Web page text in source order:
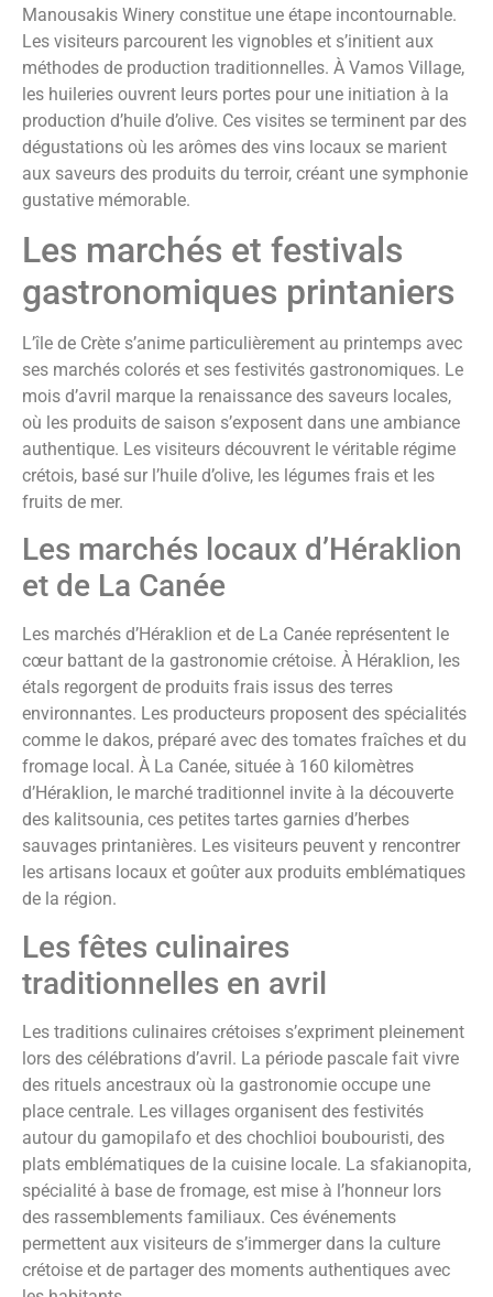
Manousakis Winery constitue une étape incontournable.
Les visiteurs parcourent les vignobles et s’initient aux
méthodes de production traditionnelles. À Vamos Village,
les huileries ouvrent leurs portes pour une initiation à la
production d’huile d’olive. Ces visites se terminent par des
dégustations où les arômes des vins locaux se marient
aux saveurs des produits du terroir, créant une symphonie
gustative mémorable.
Les marchés et festivals
gastronomiques printaniers
L’île de Crète s’anime particulièrement au printemps avec
ses marchés colorés et ses festivités gastronomiques. Le
mois d’avril marque la renaissance des saveurs locales,
où les produits de saison s’exposent dans une ambiance
authentique. Les visiteurs découvrent le véritable régime
crétois, basé sur l’huile d’olive, les légumes frais et les
fruits de mer.
Les marchés locaux d’Héraklion
et de La Canée
Les marchés d’Héraklion et de La Canée représentent le
cœur battant de la gastronomie crétoise. À Héraklion, les
étals regorgent de produits frais issus des terres
environnantes. Les producteurs proposent des spécialités
comme le dakos, préparé avec des tomates fraîches et du
fromage local. À La Canée, située à 160 kilomètres
d’Héraklion, le marché traditionnel invite à la découverte
des kalitsounia, ces petites tartes garnies d’herbes
sauvages printanières. Les visiteurs peuvent y rencontrer
les artisans locaux et goûter aux produits emblématiques
de la région.
Les fêtes culinaires
traditionnelles en avril
Les traditions culinaires crétoises s’expriment pleinement
lors des célébrations d’avril. La période pascale fait vivre
des rituels ancestraux où la gastronomie occupe une
place centrale. Les villages organisent des festivités
autour du gamopilafo et des chochlioi boubouristi, des
plats emblématiques de la cuisine locale. La sfakianopita,
spécialité à base de fromage, est mise à l’honneur lors
des rassemblements familiaux. Ces événements
permettent aux visiteurs de s’immerger dans la culture
crétoise et de partager des moments authentiques avec